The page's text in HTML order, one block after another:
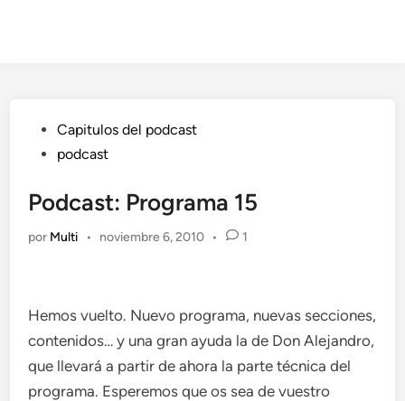
Publicado
en
Capitulos del podcast
podcast
Podcast: Programa 15
por Multi • noviembre 6, 2010 • 1
Hemos vuelto. Nuevo programa, nuevas secciones,
contenidos… y una gran ayuda la de Don Alejandro,
que llevará a partir de ahora la parte técnica del
programa. Esperemos que os sea de vuestro